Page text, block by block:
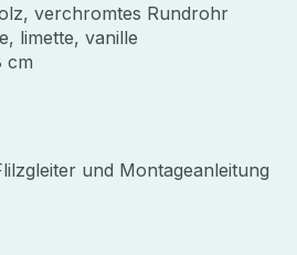
verchromtes Rundrohr
limette, vanille
cm
und Montageanleitung